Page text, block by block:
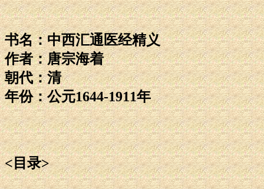
书名：中西汇通医经精义
作者：唐宗海着
朝代：清
年份：公元1644-1911年
<目录>